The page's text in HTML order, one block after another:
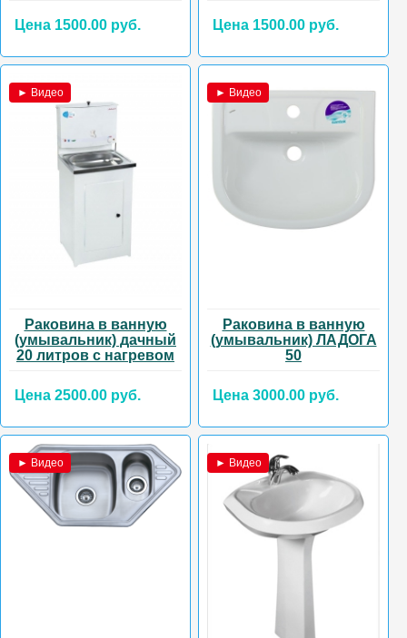
Цена 1500.00 руб. Цена 1500.00 руб.
► Видео
Раковина в ванную
(умывальник) дачный
20 литров с нагревом
Цена 2500.00 руб.
► Видео
Раковина в ванную
(умывальник) ЛАДОГА
50
Цена 3000.00 руб.
► Видео ► Видео